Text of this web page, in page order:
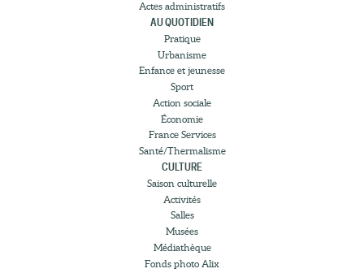
Actes administratifs
AU QUOTIDIEN
Pratique
Urbanisme
Enfance et jeunesse
Sport
Action sociale
Économie
France Services
Santé/Thermalisme
CULTURE
Saison culturelle
Activités
Salles
Musées
Médiathèque
Fonds photo Alix